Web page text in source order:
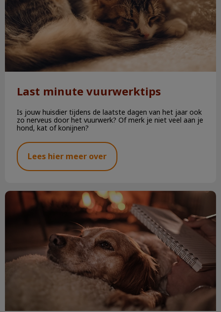
Last minute vuurwerktips
Is jouw huisdier tijdens de laatste dagen van het jaar ook
zo nerveus door het vuurwerk? Of merk je niet veel aan je
hond, kat of konijnen?
Lees hier meer over
Vuurwerkangst bij hond of kat